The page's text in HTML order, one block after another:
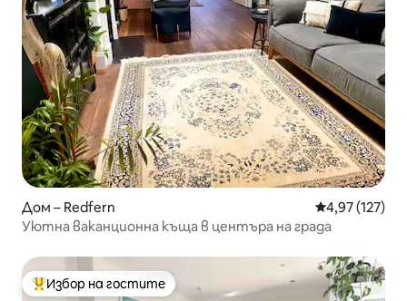
Дом – Redfern Средна
4,97 (127)
Уютна ваканционна къща в центъра на града
Най-популярен избор на гостите
Избор на гостите